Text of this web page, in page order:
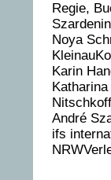
Regie,
Noya
Karin
André
ifs